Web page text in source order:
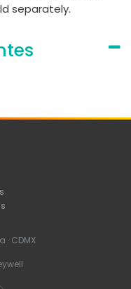
separately.
· CDMX